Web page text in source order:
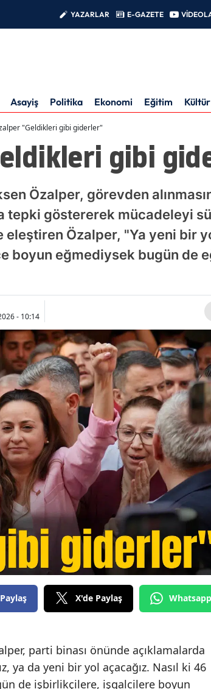
YAZARLAR E-GAZETE
Asayiş Politika Ekonomi Eğitim Kültür
"Geldikleri gibi giderler"
gibi
Özalper, görevden
tepki göstererek mücadeleyi
Özalper, "Ya yeni bir
boyun eğmediysek bugün de
- 10:14
X'de Paylaş
parti binası önünde açıklamalarda
ya da yeni bir yol açacağız. Nasıl ki 46
de işbirlikçilere, işgalcilere boyun